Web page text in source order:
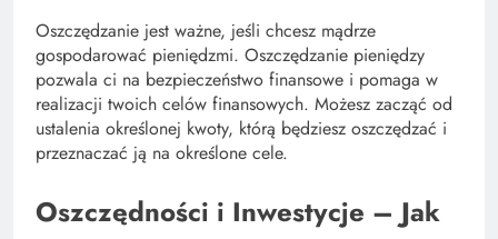
Oszczędzanie jest ważne, jeśli chcesz mądrze
gospodarować pieniędzmi. Oszczędzanie pieniędzy
pozwala ci na bezpieczeństwo finansowe i pomaga w
realizacji twoich celów finansowych. Możesz zacząć od
ustalenia określonej kwoty, którą będziesz oszczędzać i
przeznaczać ją na określone cele.
Oszczędności i Inwestycje – Jak